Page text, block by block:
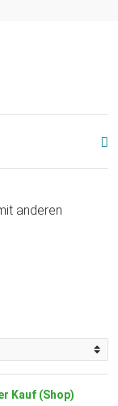
anderen
Kauf (Shop)